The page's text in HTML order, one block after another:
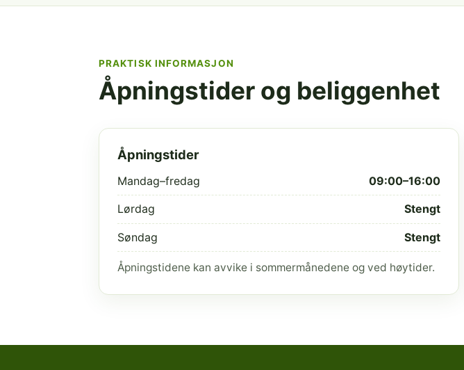
PRAKTISK INFORMASJON
Åpningstider og beliggenhet
Åpningstider
Mandag–fredag 09:00–16:00
Lørdag Stengt
Søndag Stengt
Åpningstidene kan avvike i sommermånedene og ved høytider.